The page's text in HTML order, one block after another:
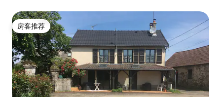
房客推荐
房客推荐